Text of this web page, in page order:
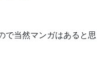
で当然マンガはあると思